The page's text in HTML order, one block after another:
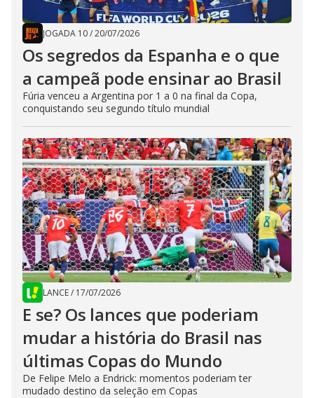
JOGADA 10/20/07/2026
Os segredos da Espanha e o que
a campeã pode ensinar ao Brasil
Fúria venceu a Argentina por 1 a 0 na final da Copa,
conquistando seu segundo título mundial
LANCE/ 17/07/2026
E se? Os lances que poderiam
mudar a história do Brasil nas
últimas Copas do Mundo
De Felipe Melo a Endrick: momentos poderiam ter
mudado destino da seleção em Copas